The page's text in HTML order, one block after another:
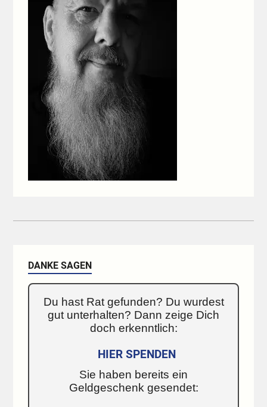
DANKE SAGEN
Du hast Rat gefunden? Du wurdest
gut unterhalten? Dann zeige Dich
doch erkenntlich:
HIER SPENDEN
Sie haben bereits ein
Geldgeschenk gesendet: